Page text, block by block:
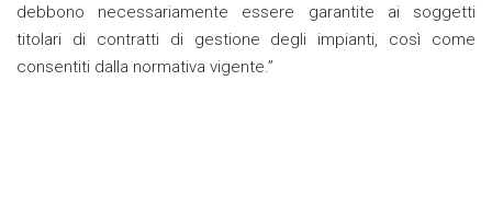
debbono necessariamente essere garantite ai soggetti
titolari di contratti di gestione degli impianti, così come
consentiti dalla normativa vigente.”